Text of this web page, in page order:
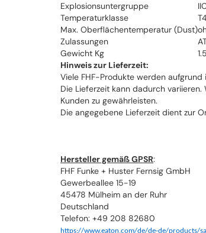
Explosionsuntergruppe
Temperaturklasse
T4
Max. Oberflächentemperatur (Dust)
Zulassungen
Gewicht Kg
Hinweis zur Lieferzeit:
Viele FHF-Produkte werden
Die Lieferzeit kann dadurch
Kunden zu gewährleisten.
Die angegebene Lieferzeit dient zur
Hersteller gemäß GPSR:
FHF Funke + Huster Fernsig GmbH
Gewerbeallee 15-19
45478 Mülheim an der Ruhr
Deutschland
Telefon: +49 208 82680
https://www.eaton.com/de/de-de/products/